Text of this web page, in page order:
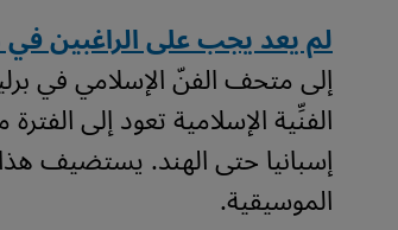
لم يعد يجب على الراغبين
إلى متحف الفنّ الإسلامي في
الفنِّية الإسلامية تعود إلى
إسبانيا حتى الهند. يستضيف
الموسيقية.